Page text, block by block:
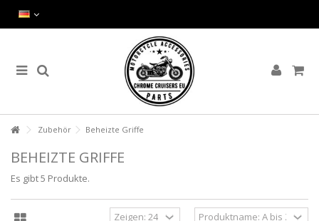
Zubehör Beheizte Griffe
BEHEIZTE GRIFFE
Es gibt 5 Produkte.